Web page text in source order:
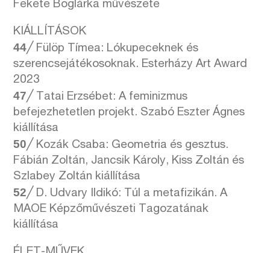
Fekete Boglárka művészete
KIÁLLÍTÁSOK
44╱ Fülöp Tímea: Lókupeceknek és
szerencsejátékosoknak. Esterházy Art Award
2023
47╱ Tatai Erzsébet: A feminizmus
befejezhetetlen projekt. Szabó Eszter Ágnes
kiállítása
50╱ Kozák Csaba: Geometria és gesztus.
Fábián Zoltán, Jancsik Károly, Kiss Zoltán és
Szlabey Zoltán kiállítása
52╱ D. Udvary Ildikó: Túl a metafizikán. A
MAOE Képzőművészeti Tagozatának
kiállítása